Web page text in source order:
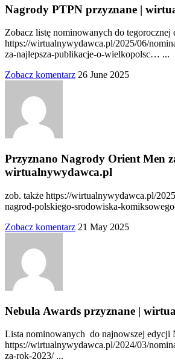
Nagrody PTPN przyznane |
Zobacz listę nominowanych do tegorocznej
https://wirtualnywydawca.pl/2025/06/
za-najlepsza-publikacje-o-wielkopolsc… ...
Zobacz komentarz 26 June 2025
Przyznano Nagrody Orient Men
wirtualnywydawca.pl
zob. także https://wirtualnywydawca.pl/
nagrod-polskiego-srodowiska-
Zobacz komentarz 21 May 2025
Nebula Awards przyznane |
Lista nominowanych do najnowszej edycji
https://wirtualnywydawca.pl/2024/03/
za-rok-2023/ ...